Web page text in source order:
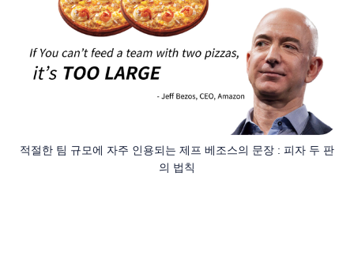
적절한 팀 규모에 자주 인용되는 제프 베조스의 문장 : 피자 두 판
의 법칙